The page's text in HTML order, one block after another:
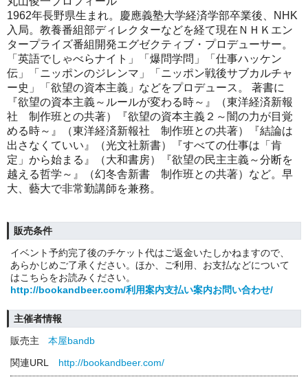
1962年長野県生まれ。慶應義塾大学経済学部卒業後、NHK
入局。教養番組部ディレクターなどを経て現在ＮＨＫエン
タープライズ番組開発エグゼクティブ・プロデューサー。
「英語でしゃべらナイト」「爆問学問」「仕事ハッケン
伝」「ニッポンのジレンマ」「ニッポン戦後サブカルチャ
ー史」「欲望の資本主義」などをプロデュース。 著書に
『欲望の資本主義～ルールが変わる時～』（東洋経済新報
社 制作班との共著）『欲望の資本主義２～闇の力が目覚
める時～』（東洋経済新報社 制作班との共著）『結論は
出さなくていい』（光文社新書）『すべての仕事は「肯
定」から始まる』（大和書房）『欲望の民主主義～分断を
越える哲学～』（幻冬舎新書 制作班との共著）など。早
大、藝大で非常勤講師を兼務。
販売条件
イベント予約完了後のチケット代はご返金いたしかねますので、
あらかじめご了承ください。ほか、ご利用、お支払などについて
はこちらをお読みください。
http://bookandbeer.com/利用案内支払い案内お問い合わせ/
主催者情報
販売主
本屋bandb
関連URL
http://bookandbeer.com/